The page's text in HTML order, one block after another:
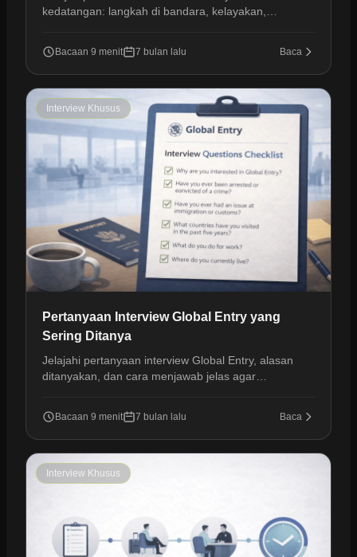
kedatangan: langkah di bandara, kelayakan,
Bacaan 9 menit 7 bulan lalu Baca
Interview Khusus
Pertanyaan Interview Global Entry yang
Sering Ditanya
Jelajahi pertanyaan interview Global Entry, alasan
ditanyakan, dan cara menjawab jelas agar
Bacaan 9 menit 7 bulan lalu Baca
Interview Khusus